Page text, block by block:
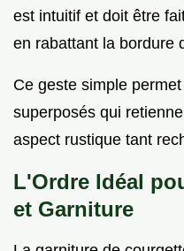
est intuitif et doit être
en rabattant la bordure
Ce geste simple
superposés qui
aspect rustique tant
L'Ordre Idéal
et Garniture